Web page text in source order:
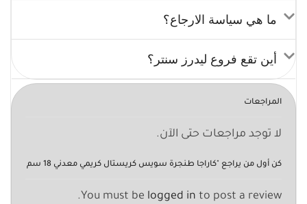
ما هي سياسة الارجاع؟
أين تقع فروع ليدرز سنتر؟
المراجعات
لا توجد مراجعات حتى الآن.
كن أول من يراجع "كاراجا طنجرة سويس كريستال كريمي معدني 18 سم
You must be logged in to post a review.